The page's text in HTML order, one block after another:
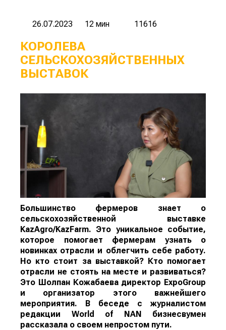
26.07.2023 12 мин 11616
КОРОЛЕВА
СЕЛЬСКОХОЗЯЙСТВЕННЫХ
ВЫСТАВОК
Большинство фермеров знает о
сельскохозяйственной выставке
KazAgro/KazFarm. Это уникальное событие,
которое помогает фермерам узнать о
новинках отрасли и облегчить себе работу.
Но кто стоит за выставкой? Кто помогает
отрасли не стоять на месте и развиваться?
Это Шолпан Кожабаева директор ExpoGroup
и организатор этого важнейшего
мероприятия. В беседе с журналистом
редакции World of NAN бизнесвумен
рассказала о своем непростом пути.